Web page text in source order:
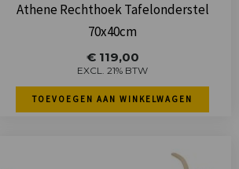
Athene Rechthoek Tafelonderstel
70x40cm
€119,00
EXCL. 21% BTW
TOEVOEGEN AAN WINKELWAGEN